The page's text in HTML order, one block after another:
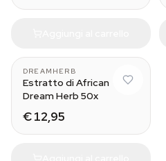
DREAMHERB
Estratto di African
Dream Herb 50x
€ 12,95